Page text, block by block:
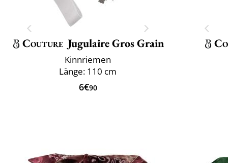
Couture Jugulaire Gros Grain
Kinnriemen
Länge: 110 cm
6€90